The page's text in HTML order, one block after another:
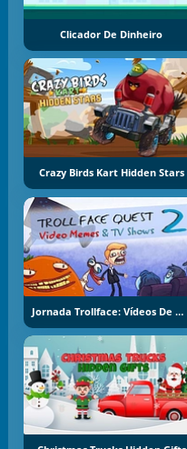
Clicador De Dinheiro
Crazy Birds Kart Hidden Stars
Jornada Trollface: Vídeos De Memes E Shows De TV Part 2